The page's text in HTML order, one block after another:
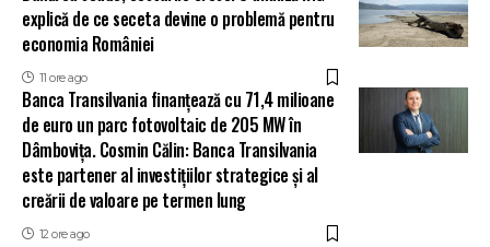
explică de ce seceta devine o problemă pentru
economia României
11 ore ago
Banca Transilvania finanțează cu 71,4 milioane
de euro un parc fotovoltaic de 205 MW în
Dâmbovița. Cosmin Călin: Banca Transilvania
este partener al investițiilor strategice și al
creării de valoare pe termen lung
12 ore ago